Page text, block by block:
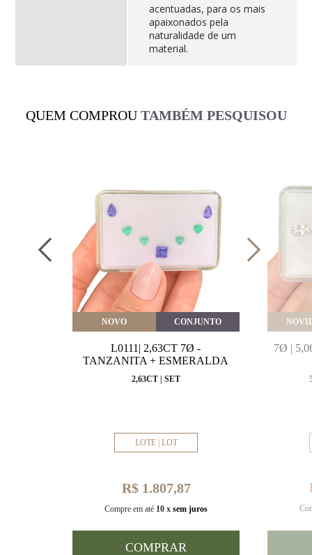
acentuadas, para os mais
apaixonados pela
naturalidade de um
material.
QUEM COMPROU TAMBÉM PESQUISOU
NOVO CONJUNTO
L0111| 2,63CT 7Ø -
TANZANITA + ESMERALDA
2,63CT | SET
LOTE | LOT
R$ 1.807,87
Compre em até 10 x sem juros
COMPRAR
7Ø |